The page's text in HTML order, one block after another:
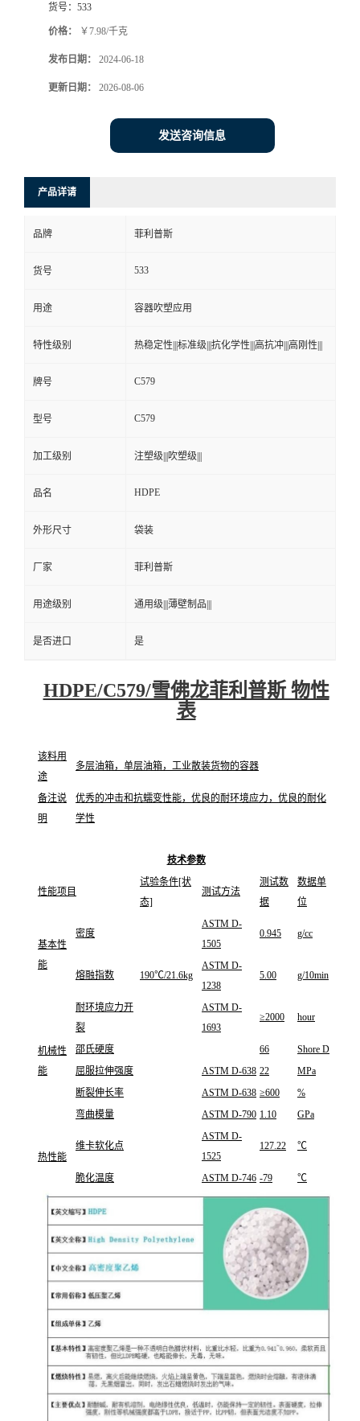
货号： 533
价格： ￥7.98/千克
发布日期： 2024-06-18
更新日期： 2026-08-06
发送咨询信息
产品详请
品牌 菲利普斯
货号 533
用途 容器吹塑应用
特性级别 热稳定性|||标准级|||抗化学性|||高抗冲|||高刚性|||
牌号 C579
型号 C579
加工级别 注塑级|||吹塑级|||
品名 HDPE
外形尺寸 袋装
厂家 菲利普斯
用途级别 通用级|||薄壁制品|||
是否进口 是
HDPE/C579/雪佛龙菲利普斯 物性
表
该料用
途
多层油箱，单层油箱，工业散装货物的容器
备注说
明
优秀的冲击和抗蠕变性能，优良的耐环境应力，优良的耐化
学性
技术参数
性能项目
试验条件[状
态]
测试方法
测试数
据
数据单
位
基本性
能
密度
ASTM D-
1505
0.945 g/cc
熔融指数 190℃/21.6kg
ASTM D-
1238
5.00 g/10min
机械性
能
耐环境应力开
裂
ASTM D-
1693
≥2000 hour
邵氏硬度 66
Shore D
屈服拉伸强度
ASTM D-638 22
MPa
断裂伸长率
ASTM D-638 ≥600
%
弯曲模量
ASTM D-790 1.10 GPa
热性能
维卡软化点
ASTM D-
1525
127.22 ℃
脆化温度 ASTM D-746 -79 ℃